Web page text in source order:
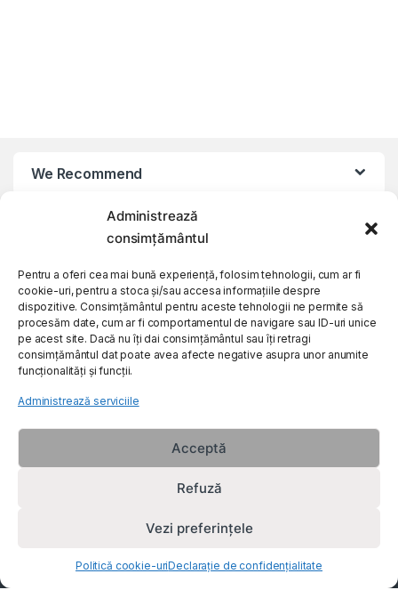
Administrează
consimțământul
Pentru a oferi cea mai bună experiență, folosim tehnologii, cum ar fi
cookie-uri, pentru a stoca și/sau accesa informațiile despre
dispozitive. Consimțământul pentru aceste tehnologii ne permite să
procesăm date, cum ar fi comportamentul de navigare sau ID-uri unice
pe acest site. Dacă nu îți dai consimțământul sau îți retragi
consimțământul dat poate avea afecte negative asupra unor anumite
funcționalități și funcții.
Administrează serviciile
Acceptă
Refuză
Vezi preferințele
Politică cookie-uriDeclarație de confidențialitate
We Recommend
My Account
Customer Care
About Us